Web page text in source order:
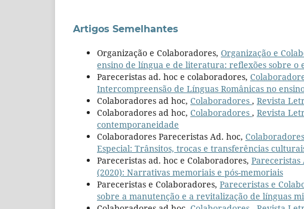
Artigos Semelhantes
Organização e Colaboradores, Organização e
ensino de língua e de literatura: reflexões sobre o
Pareceristas ad. hoc e colaboradores,
Intercompreensão de Línguas Românicas no
Colaboradores ad hoc, Colaboradores , Revista
Colaboradores ad hoc, Colaboradores , Revista
contemporaneidade
Colaboradores Pareceristas Ad. hoc, Colaboradores
Especial: Trânsitos, trocas e transferências
Pareceristas ad. hoc e Colaboradores, Pareceristas
(2020): Narrativas memoriais e pós-memoriais
Pareceristas e Colaboradores, Pareceristas e
sobre a manutenção e a revitalização de línguas